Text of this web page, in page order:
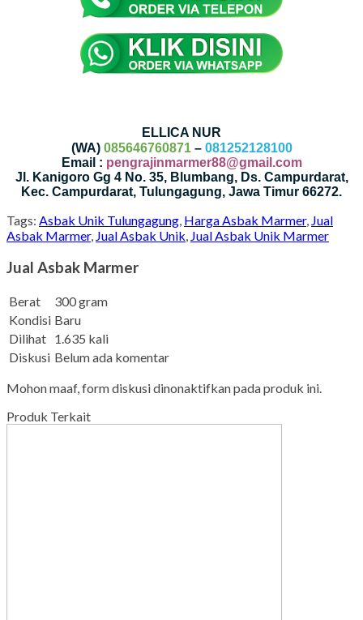
ELLICA NUR
(WA) 085646760871– 081252128100
Email : pengrajinmarmer88@gmail.com
Jl. Kanigoro Gg 4 No. 35, Blumbang, Ds. Campurdarat,
Kec. Campurdarat, Tulungagung, Jawa Timur 66272.
Tags: Asbak Unik Tulungagung, Harga Asbak Marmer, Jual
Asbak Marmer, Jual Asbak Unik, Jual Asbak Unik Marmer
Jual Asbak Marmer
Berat
300 gram
Kondisi Baru
Dilihat 1.635 kali
Diskusi Belum ada komentar
Mohon maaf, form diskusi dinonaktifkan pada produk ini.
Produk Terkait